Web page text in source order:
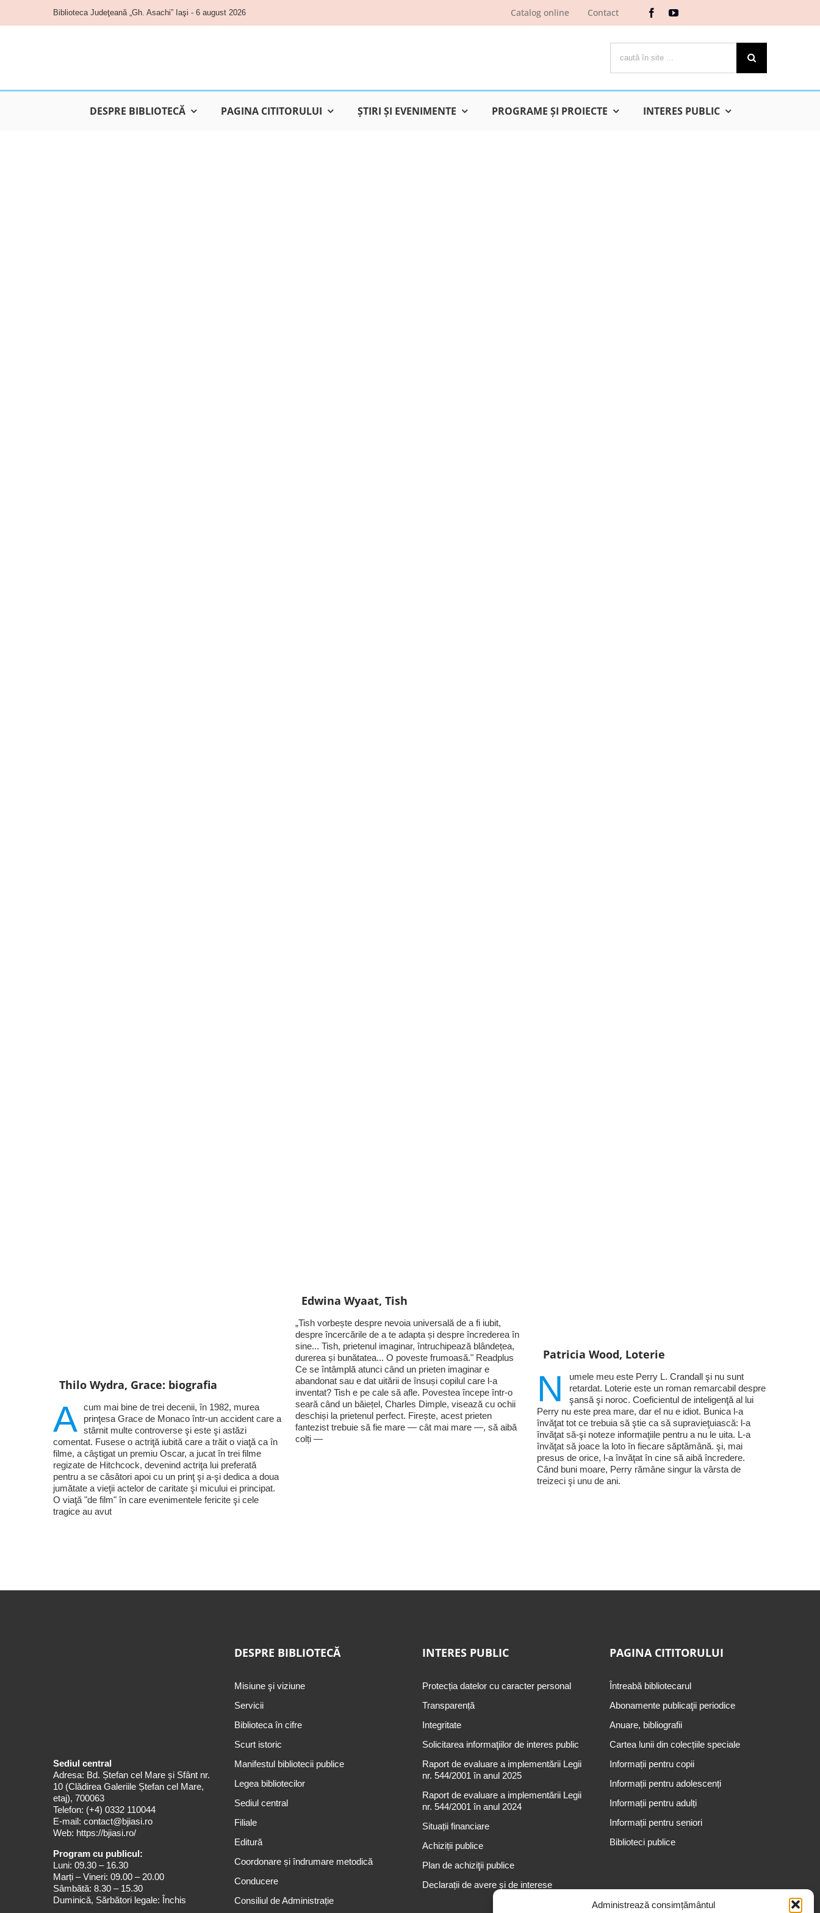
Administrează consimțământul
content
Biblioteca Judeţeană „Gh. Asachi” Iaşi - 6 august 2026 Catalog online Contact
DESPRE BIBLIOTECĂ PAGINA CITITORULUI ŞTIRI ŞI EVENIMENTE PROGRAME ŞI PROIECTE INTERES PUBLIC
Thilo Wydra, Grace: biografia
A cum mai bine de trei decenii, în 1982, murea
prinţesa Grace de Monaco într-un accident care a
stârnit multe controverse şi este şi astăzi
comentat. Fusese o actriţă iubită care a trăit o viaţă ca în
filme, a câştigat un premiu Oscar, a jucat în trei filme
regizate de Hitchcock, devenind actriţa lui preferată
pentru a se căsători apoi cu un prinţ şi a-şi dedica a doua
jumătate a vieţii actelor de caritate şi micului ei principat.
O viaţă "de film" în care evenimentele fericite şi cele
tragice au avut
Edwina Wyaat, Tish
„Tish vorbește despre nevoia universală de a fi iubit,
despre încercările de a te adapta și despre încrederea în
sine... Tish, prietenul imaginar, întruchipează blândețea,
durerea și bunătatea... O poveste frumoasă." Readplus
Ce se întâmplă atunci când un prieten imaginar e
abandonat sau e dat uitării de însuși copilul care l-a
inventat? Tish e pe cale să afle. Povestea începe într-o
seară când un băiețel, Charles Dimple, visează cu ochii
deschiși la prietenul perfect. Firește, acest prieten
fantezist trebuie să fie mare — cât mai mare —, să aibă
colți —
Patricia Wood, Loterie
N
umele meu este Perry L. Crandall şi nu sunt
retardat. Loterie este un roman remarcabil despre
şansă şi noroc. Coeficientul de inteligenţă al lui
Perry nu este prea mare, dar el nu e idiot. Bunica l-a
învăţat tot ce trebuia să ştie ca să supravieţuiască: l-a
învăţat să-şi noteze informaţiile pentru a nu le uita. L-a
învăţat să joace la loto în fiecare săptămână. şi, mai
presus de orice, l-a învăţat în cine să aibă încredere.
Când buni moare, Perry rămâne singur la vârsta de
treizeci şi unu de ani.
Sediul central
Adresa: Bd. Ștefan cel Mare și Sfânt nr.
10 (Clădirea Galeriile Ștefan cel Mare,
etaj), 700063
Telefon: (+4) 0332 110044
E-mail: contact@bjiasi.ro
Web: https://bjiasi.ro/
Program cu publicul:
Luni: 09.30 – 16.30
Marți – Vineri: 09.00 – 20.00
Sâmbătă: 8.30 – 15.30
Duminică, Sărbători legale: Închis
DESPRE BIBLIOTECĂ
Misiune şi viziune
Servicii
Biblioteca în cifre
Scurt istoric
Manifestul bibliotecii publice
Legea bibliotecilor
Sediul central
Filiale
Editură
Coordonare și îndrumare metodică
Conducere
Consiliul de Administrație
INTERES PUBLIC
Protecția datelor cu caracter personal
Transparență
Integritate
Solicitarea informaţiilor de interes public
Raport de evaluare a implementării Legii
nr. 544/2001 în anul 2025
Raport de evaluare a implementării Legii
nr. 544/2001 în anul 2024
Situații financiare
Achiziții publice
Plan de achiziţii publice
Declarații de avere și de interese
PAGINA CITITORULUI
Întreabă bibliotecarul
Abonamente publicaţii periodice
Anuare, bibliografii
Cartea lunii din colecțiile speciale
Informații pentru copii
Informații pentru adolescenți
Informații pentru adulți
Informații pentru seniori
Biblioteci publice